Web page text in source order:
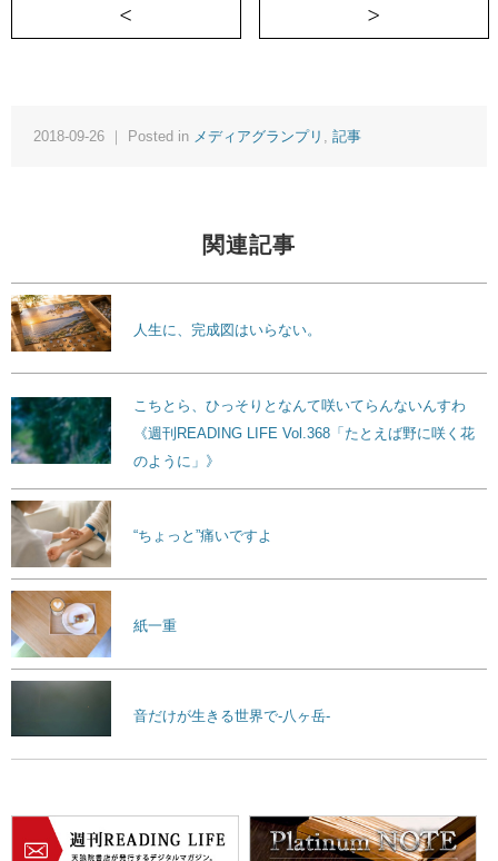
＜ 人から教わるのがキライなデザイナー
2018-09-26 ｜ Posted in メディアグランプリ , 記事
関連記事
人生に、完成図はいらない。
こちとら、ひっそりとなんて咲いてらんないんすわ
《週刊READING LIFE Vol.368「たとえば野に咲く花
のように」》
“ちょっと”痛いですよ
紙一重
音だけが生きる世界で-八ヶ岳-